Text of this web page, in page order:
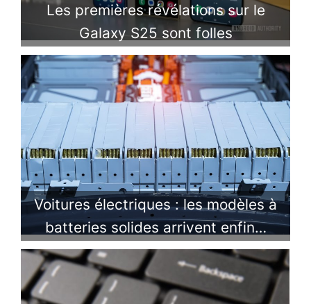
Les premières révélations sur le
Galaxy S25 sont folles
Voitures électriques : les modèles à
batteries solides arrivent enfin…